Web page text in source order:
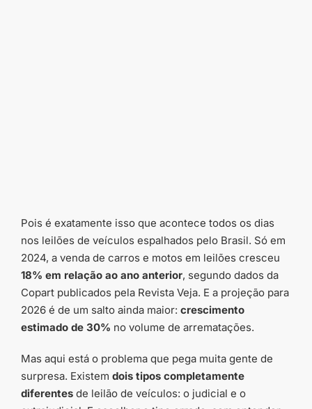
Pois é exatamente isso que acontece todos os dias
nos leilões de veículos espalhados pelo Brasil. Só em
2024, a venda de carros e motos em leilões cresceu
18% em relação ao ano anterior, segundo dados da
Copart publicados pela Revista Veja. E a projeção para
2026 é de um salto ainda maior: crescimento
estimado de 30% no volume de arrematações.
Mas aqui está o problema que pega muita gente de
surpresa. Existem dois tipos completamente
diferentes de leilão de veículos: o judicial e o